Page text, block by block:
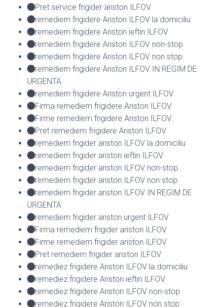
Pret service frigider ariston ILFOV
remediem frigidere Ariston ILFOV la domiciliu
remediem frigidere Ariston ieftin ILFOV
remediem frigidere Ariston ILFOV non-stop
remediem frigidere Ariston ILFOV non stop
remediem frigidere Ariston ILFOV IN REGIM DE
URGENTA
remediem frigidere Ariston urgent ILFOV
Firma remediem frigidere Ariston ILFOV
Firme remediem frigidere Ariston ILFOV
Pret remediem frigidere Ariston ILFOV
remediem frigider ariston ILFOV la domiciliu
remediem frigider ariston ieftin ILFOV
remediem frigider ariston ILFOV non-stop
remediem frigider ariston ILFOV non stop
remediem frigider ariston ILFOV IN REGIM DE
URGENTA
remediem frigider ariston urgent ILFOV
Firma remediem frigider ariston ILFOV
Firme remediem frigider ariston ILFOV
Pret remediem frigider ariston ILFOV
remediez frigidere Ariston ILFOV la domiciliu
remediez frigidere Ariston ieftin ILFOV
remediez frigidere Ariston ILFOV non-stop
remediez frigidere Ariston ILFOV non stop